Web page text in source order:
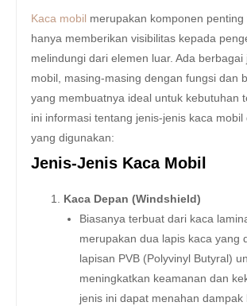
Kaca mobil merupakan komponen penting
hanya memberikan visibilitas kepada
melindungi dari elemen luar. Ada berbagai
mobil, masing-masing dengan fungsi dan
yang membuatnya ideal untuk kebutuhan
ini informasi tentang jenis-jenis kaca mobil
yang digunakan:
Jenis-Jenis Kaca Mobil
Kaca Depan (Windshield)
Biasanya terbuat dari kaca
merupakan dua lapis kaca yang
lapisan PVB (Polyvinyl Butyral)
meningkatkan keamanan dan
jenis ini dapat menahan dampak